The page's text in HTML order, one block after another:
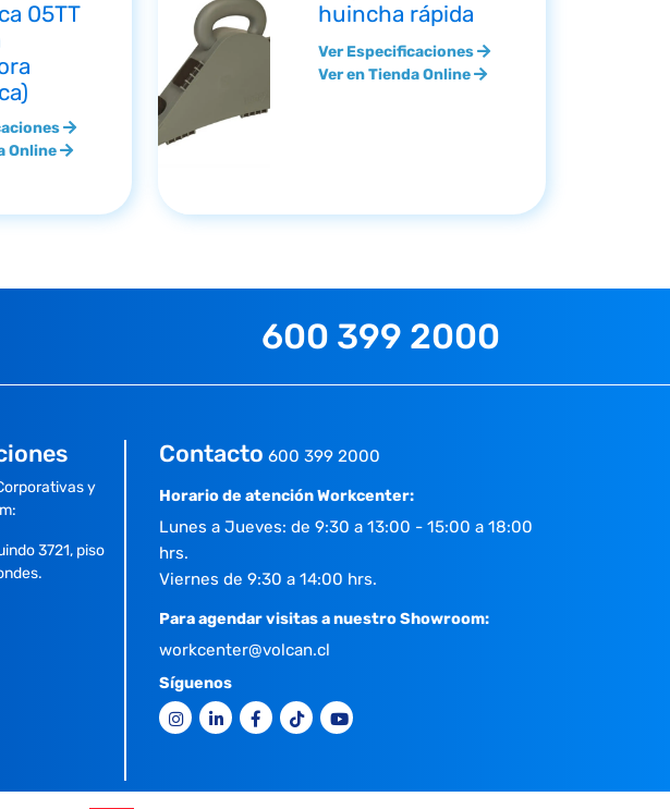
05TT
Online
huincha rápida
Ver Especificaciones
Ver en Tienda Online
600 399 2000
y
3721, piso
Contacto 600 399 2000
Horario de atención Workcenter:
Lunes a Jueves: de 9:30 a 13:00 - 15:00 a 18:00
hrs.
Viernes de 9:30 a 14:00 hrs.
Para agendar visitas a nuestro Showroom:
workcenter@volcan.cl
Síguenos